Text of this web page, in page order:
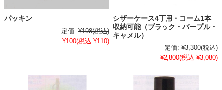
パッキン
定価: ¥198(税込)
¥100(税込 ¥110)
シザーケース4丁用・コーム1本
収納可能（ブラック・パープル・
キャメル）
定価: ¥3,300(税込)
¥2,800(税込 ¥3,080)